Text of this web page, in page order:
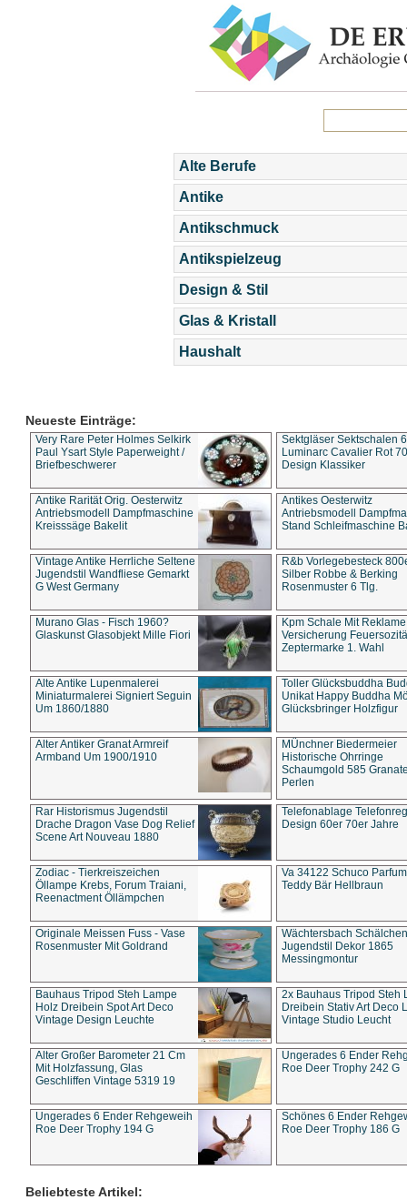
Alte Berufe
Antike
Antikschmuck
Antikspielzeug
Design & Stil
Glas & Kristall
Haushalt
Neueste Einträge:
Very Rare Peter Holmes Selkirk
Paul Ysart Style Paperweight /
Briefbeschwerer
Sektgläser Sektschalen
Luminarc Cavalier Rot
Design Klassiker
Antike Rarität Orig. Oesterwitz
Antriebsmodell Dampfmaschine
Kreisssäge Bakelit
Antikes Oesterwitz
Antriebsmodell
Stand Schleifmaschine
Vintage Antike Herrliche Seltene
Jugendstil Wandfliese Gemarkt
G West Germany
R&b Vorlegebesteck
Silber Robbe & Berking
Rosenmuster 6 Tlg.
Murano Glas - Fisch 1960?
Glaskunst Glasobjekt Mille Fiori
Kpm Schale Mit Reklame
Versicherung
Zeptermarke 1. Wahl
Alte Antike Lupenmalerei
Miniaturmalerei Signiert Seguin
Um 1860/1880
Toller Glücksbuddha
Unikat Happy Buddha
Glücksbringer Holzfigur
Alter Antiker Granat Armreif
Armband Um 1900/1910
MÜnchner Biedermeier
Historische Ohrringe
Schaumgold 585
Perlen
Rar Historismus Jugendstil
Drache Dragon Vase Dog Relief
Scene Art Nouveau 1880
Telefonablage
Design 60er 70er Jahre
Zodiac - Tierkreiszeichen
Öllampe Krebs, Forum Traiani,
Reenactment Öllämpchen
Va 34122 Schuco
Teddy Bär Hellbraun
Originale Meissen Fuss - Vase
Rosenmuster Mit Goldrand
Wächtersbach Schälchen
Jugendstil Dekor 1865
Messingmontur
Bauhaus Tripod Steh Lampe
Holz Dreibein Spot Art Deco
Vintage Design Leuchte
2x Bauhaus Tripod Steh
Dreibein Stativ Art Deco
Vintage Studio Leucht
Alter Großer Barometer 21 Cm
Mit Holzfassung, Glas
Geschliffen Vintage 5319 19
Ungerades 6 Ender
Roe Deer Trophy 242 G
Ungerades 6 Ender Rehgeweih
Roe Deer Trophy 194 G
Schönes 6 Ender
Roe Deer Trophy 186 G
Beliebteste Artikel: